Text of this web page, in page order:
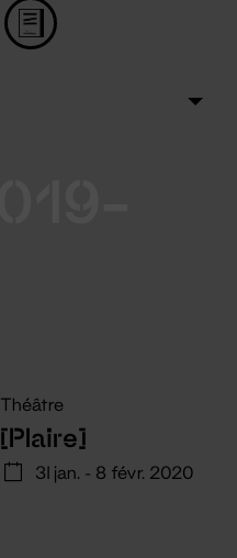
Théâtre
[Plaire]
31 jan. - 8 févr. 2020